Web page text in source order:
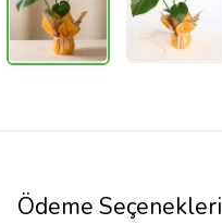
Ödeme Seçenekleri